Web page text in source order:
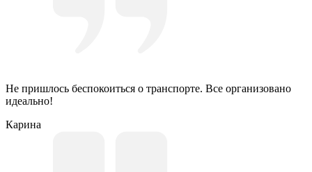
Не пришлось беспокоиться о транспорте. Все организовано
идеально!
Карина